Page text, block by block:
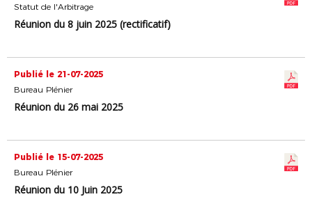
Statut de l'Arbitrage
Réunion du 8 juin 2025 (rectificatif)
Publié le 21-07-2025
Bureau Plénier
Réunion du 26 mai 2025
Publié le 15-07-2025
Bureau Plénier
Réunion du 10 Juin 2025